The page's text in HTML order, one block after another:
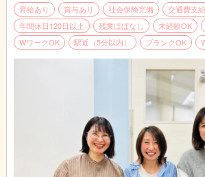
■1日の流れ（一例）
10:30～11:30 行政との連絡調整
11:30～12:30 支援計画の提示、面談
14:00～16:00 親御様と面談（指導中と家庭
談）
16:00～17:30 問い合わせ対応
18:00～19:00 指導員と支援計画のケース会
※持ち帰り仕事やサービス残業は禁止してお
※すべてのデータを自社システムで一元管
同士の情報連携もスムーズです。
昇給あり
賞与あり 社会保険完備
交通費支
年間休日120日以上
残業ほぼなし 未経験OK
WワークOK
駅近（5分以内） ブランクOK